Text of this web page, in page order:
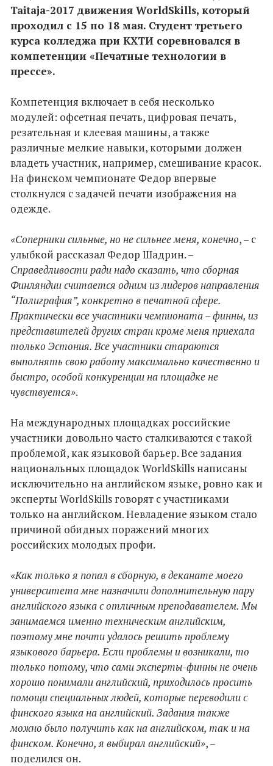
Taitaja-2017 движения WorldSkills, который
проходил с 15 по 18 мая. Студент третьего
курса колледжа при КХТИ соревновался в
компетенции «Печатные технологии в
прессе».
Компетенция включает в себя несколько
модулей: офсетная печать, цифровая печать,
резательная и клеевая машины, а также
различные мелкие навыки, которыми должен
владеть участник, например, смешивание красок.
На финском чемпионате Федор впервые
столкнулся с задачей печати изображения на
одежде.
«Соперники сильные, но не сильнее меня, конечно, – с
улыбкой рассказал Федор Шадрин. –
Справедливости ради надо сказать, что сборная
Финляндии считается одним из лидеров направления
“Полиграфия”, конкретно в печатной сфере.
Практически все участники чемпионата – финны, из
представителей других стран кроме меня приехала
только Эстония. Все участники стараются
выполнять свою работу максимально качественно и
быстро, особой конкуренции на площадке не
чувствуется».
На международных площадках российские
участники довольно часто сталкиваются с такой
проблемой, как языковой барьер. Все задания
национальных площадок WorldSkills написаны
исключительно на английском языке, ровно как и
эксперты WorldSkills говорят с участниками
только на английском. Невладение языком стало
причиной обидных поражений многих
российских молодых профи.
«Как только я попал в сборную, в деканате моего
университета мне назначили дополнительную пару
английского языка с отличным преподавателем. Мы
занимаемся именно техническим английским,
поэтому мне почти удалось решить проблему
языкового барьера. Если проблемы и возникали, то
только потому, что сами эксперты-финны не очень
хорошо понимали английский, приходилось просить
помощи специальных людей, которые переводили с
финского языка на английский. Задания также
можно было получить как на английском, так и на
финском. Конечно, я выбирал английский», –
поделился он.